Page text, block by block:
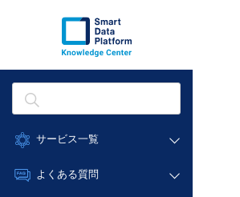
サービス一覧
データ利活用
よくある質問